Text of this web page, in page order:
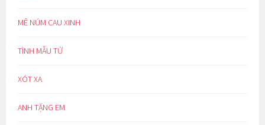
MÊ NÚM CAU XINH
TÌNH MẪU TỬ
XÓT XA
ANH TẶNG EM